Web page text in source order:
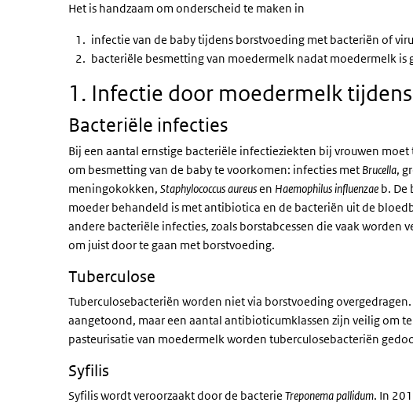
Het is handzaam om onderscheid te maken in
infectie van de baby tijdens borstvoeding met bacteriën of
bacteriële besmetting van moedermelk nadat moedermelk is
1. Infectie door moedermelk
Bacteriële infecties
Bij een aantal ernstige bacteriële infectieziekten bij vrouwen
om besmetting van de baby te voorkomen: infecties met Brucella,
meningokokken, Staphylococcus aureusen Haemophilus influenzae b. De
moeder behandeld is met antibiotica en de bacteriën uit de
andere bacteriële infecties, zoals borstabcessen die vaak worden
om juist door te gaan met borstvoeding.
Tuberculose
Tuberculosebacteriën worden niet via borstvoeding
aangetoond, maar een aantal antibioticumklassen zijn veilig om
pasteurisatie van moedermelk worden tuberculosebacteriën
Syfilis
Syfilis wordt veroorzaakt door de bacterie Treponema pallidum. In